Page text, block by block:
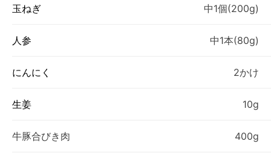
玉ねぎ 中1個(200g)
人参 中1本(80g)
にんにく 2かけ
生姜 10g
牛豚合びき肉 400g